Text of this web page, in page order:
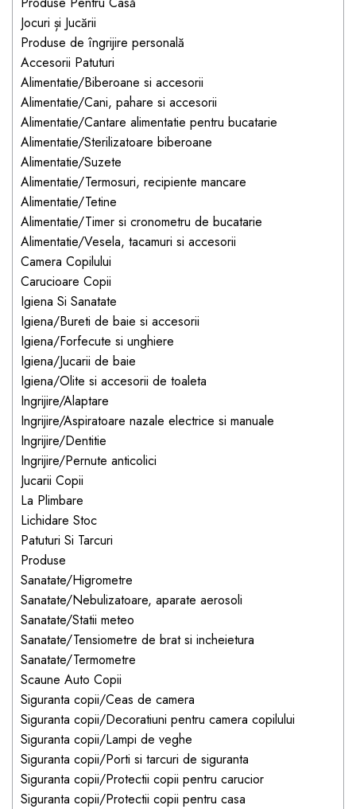
Produse de protecție
mobilier industrial
Bandă avertizare
Cărucioare copii
Accesorii Cărucioare
Set protecții copii
Scaune auto copii
Siguranță auto copii
Tapet protector perete
camera copiilor
Incălzitoare biberoane
copii
Termosuri, recipiente
mâncare pentru copii
Suzete bebe
Termometre copii
Căști antifonice copii și
dopuri de urechi
Produse îngrijire copii
Igiena copii
Jocuri de familie sau grup
Masinute, avioane,
motociclete
Jocuri de pictura si desen
Jucarii muzicale
Jucării educative copii
Biciclete și Triciclete
Jocuri și Jucării
Produse de îngrijire personală
Accesorii Patuturi
Alimentatie/Biberoane si accesorii
Alimentatie/Cani, pahare si accesorii
Alimentatie/Cantare alimentatie pentru bucatarie
Alimentatie/Sterilizatoare biberoane
Alimentatie/Suzete
Alimentatie/Termosuri, recipiente mancare
Alimentatie/Tetine
Alimentatie/Timer si cronometru de bucatarie
Alimentatie/Vesela, tacamuri si accesorii
Camera Copilului
Carucioare Copii
Igiena Si Sanatate
Igiena/Bureti de baie si accesorii
Igiena/Forfecute si unghiere
Igiena/Jucarii de baie
Igiena/Olite si accesorii de toaleta
Ingrijire/Alaptare
Ingrijire/Aspiratoare nazale electrice si manuale
Ingrijire/Dentitie
Ingrijire/Pernute anticolici
Jucarii Copii
La Plimbare
Lichidare Stoc
Patuturi Si Tarcuri
Produse
Sanatate/Higrometre
Sanatate/Nebulizatoare, aparate aerosoli
Sanatate/Statii meteo
Sanatate/Tensiometre de brat si incheietura
Sanatate/Termometre
Scaune Auto Copii
Siguranta copii/Ceas de camera
Siguranta copii/Decoratiuni pentru camera copilului
Siguranta copii/Lampi de veghe
Siguranta copii/Porti si tarcuri de siguranta
Siguranta copii/Protectii copii pentru carucior
Siguranta copii/Protectii copii pentru casa